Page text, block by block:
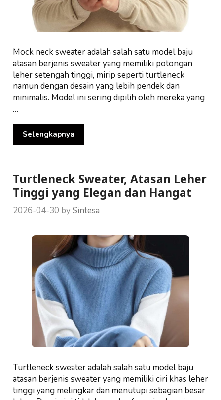
Mock neck sweater adalah salah satu model baju
atasan berjenis sweater yang memiliki potongan
leher setengah tinggi, mirip seperti turtleneck
namun dengan desain yang lebih pendek dan
minimalis. Model ini sering dipilih oleh mereka yang
…
Selengkapnya
Turtleneck Sweater, Atasan Leher
Tinggi yang Elegan dan Hangat
2026-04-30 bySintesa
Turtleneck sweater adalah salah satu model baju
atasan berjenis sweater yang memiliki ciri khas leher
tinggi yang melingkar dan menutupi sebagian besar